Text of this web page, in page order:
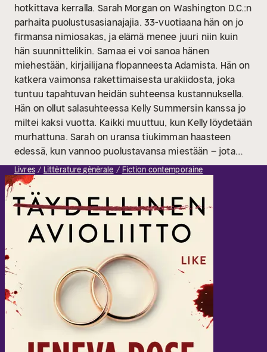
hotkittava kerralla. Sarah Morgan on Washington D.C.:n
parhaita puolustusasianajajia. 33-vuotiaana hän on jo
firmansa nimiosakas, ja elämä menee juuri niin kuin
hän suunnittelikin. Samaa ei voi sanoa hänen
miehestään, kirjailijana flopanneesta Adamista. Hän on
katkera vaimonsa rakettimaisesta urakiidosta, joka
tuntuu tapahtuvan heidän suhteensa kustannuksella.
Hän on ollut salasuhteessa Kelly Summersin kanssa jo
miltei kaksi vuotta. Kaikki muuttuu, kun Kelly löydetään
murhattuna. Sarah on uransa tiukimman haasteen
edessä, kun vannoo puolustavansa miestään – jota
epäillään rakastajattarensa murhasta. Pettäjä Adam
takuulla on, mutta onko hän murhaaja?
Livres Littérature générale Fiction contemporaine